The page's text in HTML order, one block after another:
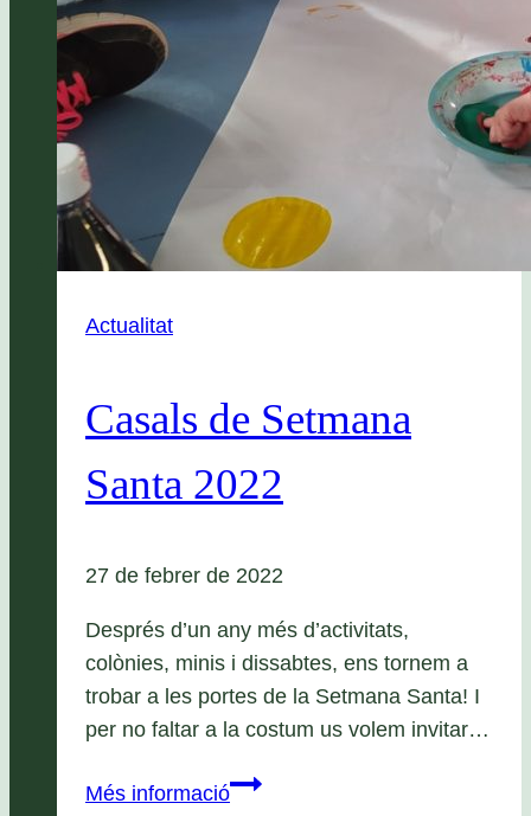
Actualitat
Casals de Setmana
Santa 2022
27 de febrer de 2022
Després d’un any més d’activitats,
colònies, minis i dissabtes, ens tornem a
trobar a les portes de la Setmana Santa! I
per no faltar a la costum us volem invitar…
Més informacióCasals